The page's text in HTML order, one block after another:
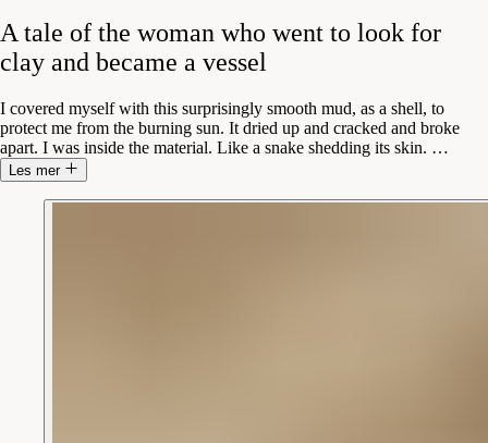
A tale of the woman who went to look for
clay and became a vessel
I covered myself with this surprisingly smooth mud, as a shell, to
protect me from the burning sun. It dried up and cracked and broke
apart. I was inside the material. Like a snake shedding its skin. …
Les mer